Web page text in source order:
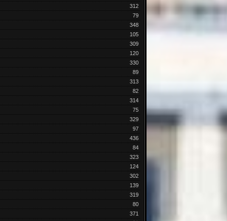
312
79
348
105
309
120
330
89
313
82
314
75
329
97
436
84
323
124
302
139
319
80
371